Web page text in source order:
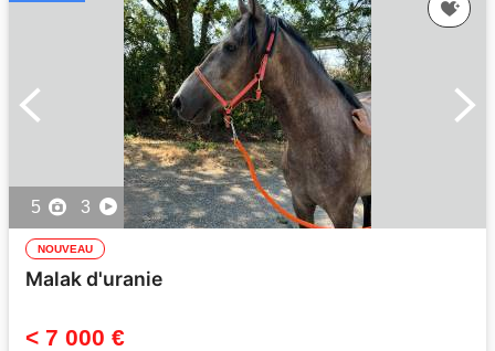
5 3
NOUVEAU
Malak d'uranie
< 7 000 €